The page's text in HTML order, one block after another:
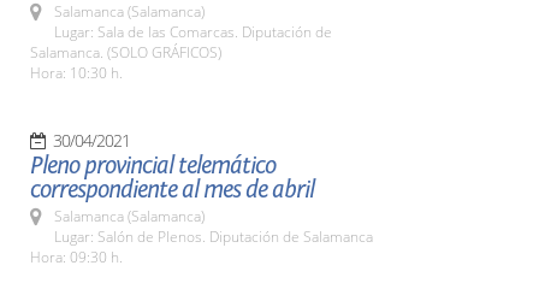
Salamanca (Salamanca)
Lugar: Sala de las Comarcas. Diputación de
Salamanca. (SOLO GRÁFICOS)
Hora: 10:30 h.
30/04/2021
Pleno provincial telemático
correspondiente al mes de abril
Salamanca (Salamanca)
Lugar: Salón de Plenos. Diputación de Salamanca
Hora: 09:30 h.